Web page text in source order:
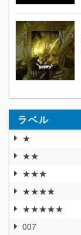
ラベル
★
★★
★★★
★★★★
★★★★★
007